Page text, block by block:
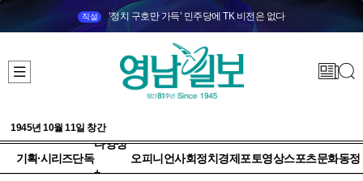
직설 ‘정치 구호만 가득’ 민주당에 TK 비전은 없다
1945년 10월 11일 창간
기획·시리즈단독
다양성
+
오피니언사회정치 경제 포토영상스포츠문화동정